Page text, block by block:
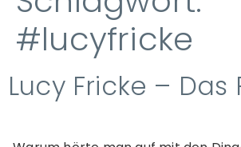
#lucyfricke
Lucy Fricke – Das